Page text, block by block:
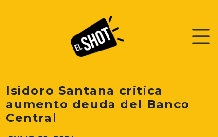
Isidoro Santana critica
aumento deuda del Banco
Central